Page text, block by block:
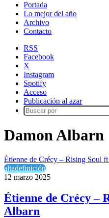
Portada
Lo mejor del año
Archivo
Contacto
RSS
Facebook
X
Instagram
Spotify
Acceso
Publicación al azar
Damon Albarn
Étienne de Crécy – Rising Soul
altadefinición
12 marzo 2025
Étienne de Crécy –
Albarn